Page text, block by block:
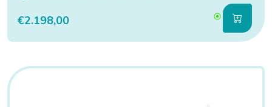
€2.198,00